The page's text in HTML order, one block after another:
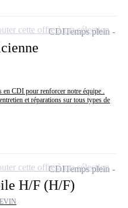
CDI pour renforcer notre équipe .
et réparations sur tous types de
CDITemps plein
cette offre à ma sélection
H/F (H/F)
CDITemps plein
cette offre à ma sélection